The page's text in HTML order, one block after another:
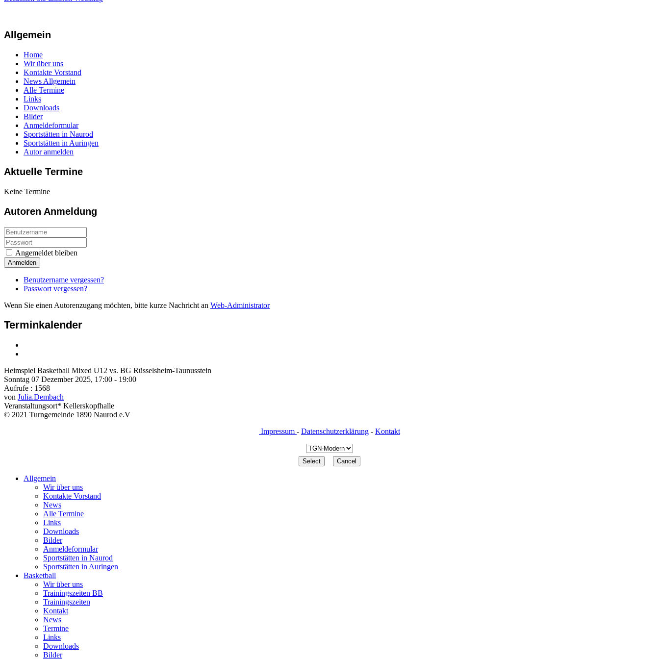
Allgemein
Home
Wir über uns
Kontakte Vorstand
News Allgemein
Alle Termine
Links
Downloads
Bilder
Anmeldeformular
Sportstätten in Naurod
Sportstätten in Auringen
Autor anmelden
Aktuelle Termine
Keine Termine
Autoren Anmeldung
Angemeldet bleiben
Anmelden
Benutzername vergessen?
Passwort vergessen?
Wenn Sie einen Autorenzugang möchten, bitte kurze Nachricht an Web-Administrator
Terminkalender
Heimspiel Basketball Mixed U12 vs. BG Rüsselsheim-Taunusstein
Sonntag 07 Dezember 2025, 17:00 - 19:00
Aufrufe : 1568
von Julia.Dembach
Veranstaltungsort* Kellerskopfhalle
© 2021 Turngemeinde 1890 Naurod e.V
Impressum - Datenschutzerklärung - Kontakt
Allgemein
Wir über uns
Kontakte Vorstand
News
Alle Termine
Links
Downloads
Bilder
Anmeldeformular
Sportstätten in Naurod
Sportstätten in Auringen
Basketball
Wir über uns
Trainingszeiten BB
Trainingszeiten
Kontakt
News
Termine
Links
Downloads
Bilder